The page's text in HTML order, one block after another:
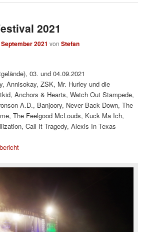
2021
2021 vonStefan
03. und 04.09.2021
Annisokay, ZSK, Mr. Hurley und die
Anchors & Hearts, Watch Out Stampede,
A.D., Banjoory, Never Back Down, The
The Feelgood McLouds, Kuck Ma Ich,
Call It Tragedy, Alexis In Texas